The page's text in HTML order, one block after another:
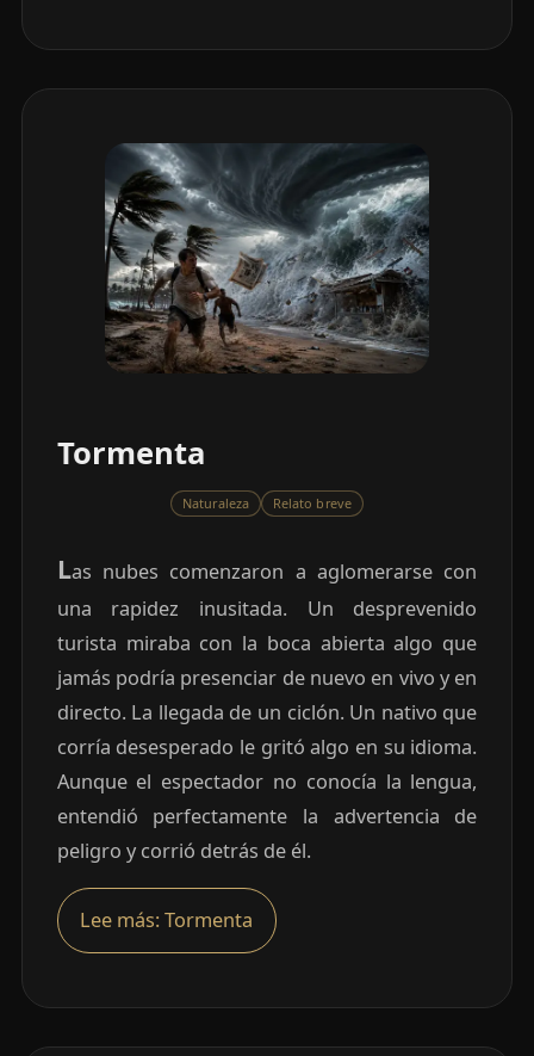
Tormenta
Naturaleza Relato breve
Las nubes comenzaron a aglomerarse con
una rapidez inusitada. Un desprevenido
turista miraba con la boca abierta algo que
jamás podría presenciar de nuevo en vivo y en
directo. La llegada de un ciclón. Un nativo que
corría desesperado le gritó algo en su idioma.
Aunque el espectador no conocía la lengua,
entendió perfectamente la advertencia de
peligro y corrió detrás de él.
Lee más: Tormenta